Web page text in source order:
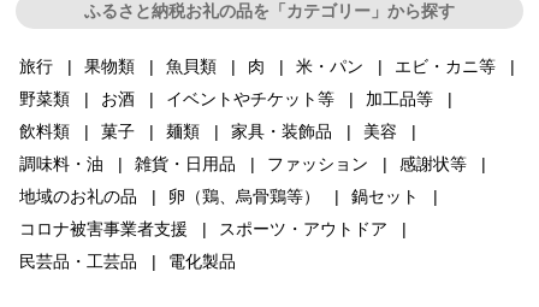
ふるさと納税お礼の品を「カテゴリー」から探す
旅行 果物類 魚貝類 肉 米・パン
エビ・カニ等
野菜類
お酒 イベントやチケット等
加工品等
飲料類
菓子 麺類 家具・装飾品
美容
調味料・油
雑貨・日用品 ファッション
感謝状等
地域のお礼の品
卵（鶏、烏骨鶏等）
鍋セット
コロナ被害事業者支援
スポーツ・アウトドア
民芸品・工芸品
電化製品